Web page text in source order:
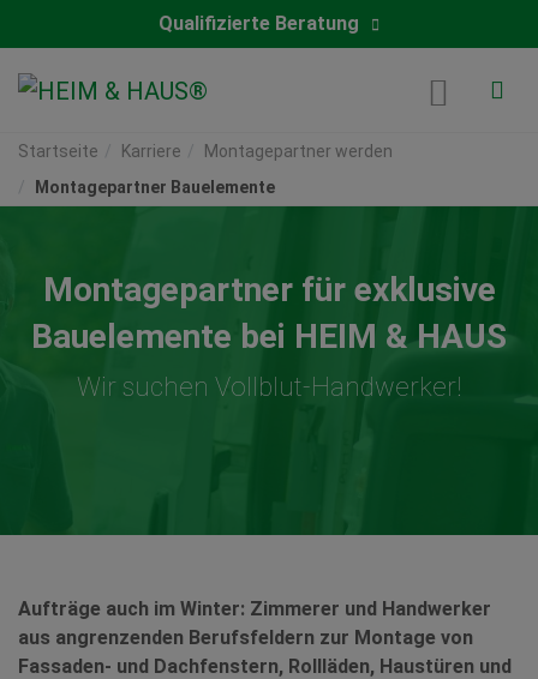
Qualifizierte Beratung
Startseite Karriere
Montagepartner werden
Montagepartner Bauelemente
Montagepartner für exklusive
Bauelemente bei HEIM & HAUS
Wir suchen Vollblut-Handwerker!
Aufträge auch im Winter: Zimmerer und Handwerker
aus angrenzenden Berufsfeldern zur Montage von
Fassaden- und Dachfenstern, Rollläden, Haustüren und